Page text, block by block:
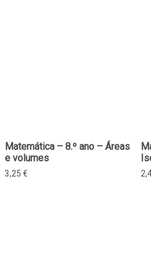
Matemática – 8.º ano – Áreas
e volumes
3,25 €